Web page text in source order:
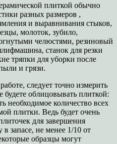
плиткой обычно
разных размеров ,
и выравнивания стыков,
молоток, зубило,
челюстями, резиновый
станок для резки
тряпки для уборки после
и грязи.
следует точно измерить
облицовывать плиткой:
необходимое количество всех
плитки. Ведь будет очень
для завершения
запасе, не менее 1/10 от
образцы могут